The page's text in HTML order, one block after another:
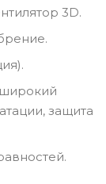
3D.
защита